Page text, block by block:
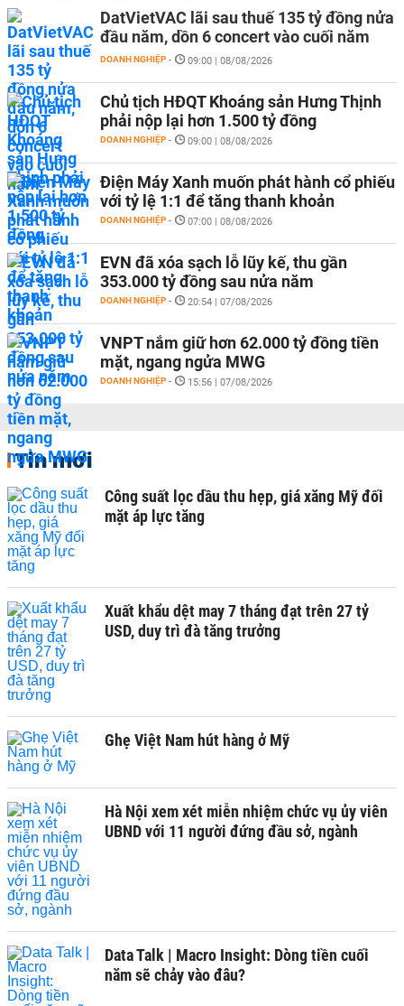
DatVietVAC lãi sau thuế 135 tỷ đồng nửa
đầu năm, dồn 6 concert vào cuối năm
DOANH NGHIỆP - 09:00 | 08/08/2026
Chủ tịch HĐQT Khoáng sản Hưng Thịnh
phải nộp lại hơn 1.500 tỷ đồng
DOANH NGHIỆP - 09:00 | 08/08/2026
Điện Máy Xanh muốn phát hành cổ phiếu
với tỷ lệ 1:1 để tăng thanh khoản
DOANH NGHIỆP - 07:00 | 08/08/2026
EVN đã xóa sạch lỗ lũy kế, thu gần
353.000 tỷ đồng sau nửa năm
DOANH NGHIỆP - 20:54 | 07/08/2026
VNPT nắm giữ hơn 62.000 tỷ đồng tiền
mặt, ngang ngửa MWG
DOANH NGHIỆP - 15:56 | 07/08/2026
Tin mới
Công suất lọc dầu thu hẹp, giá xăng Mỹ đối
mặt áp lực tăng
Xuất khẩu dệt may 7 tháng đạt trên 27 tỷ
USD, duy trì đà tăng trưởng
Ghẹ Việt Nam hút hàng ở Mỹ
Hà Nội xem xét miễn nhiệm chức vụ ủy viên
UBND với 11 người đứng đầu sở, ngành
Data Talk | Macro Insight: Dòng tiền cuối
năm sẽ chảy vào đâu?